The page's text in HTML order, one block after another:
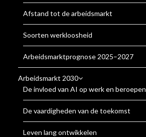
Afstand tot de arbeidsmarkt
Soorten werkloosheid
Arbeidsmarktprognose 2025–2027
Arbeidsmarkt 2030
De invloed van AI op werk en beroepen
De vaardigheden van de toekomst
Leven lang ontwikkelen